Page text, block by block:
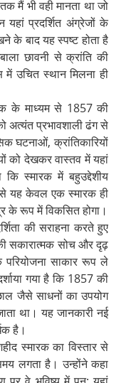
मैं भी वही मानता था जो
प्रदर्शित अंग्रेजों के
के बाद यह स्पष्ट होता है
छावनी से क्रांति की
में उचित स्थान मिलना ही
के माध्यम से 1857 की
अत्यंत प्रभावशाली ढंग से
घटनाओं, क्रांतिकारियों
को देखकर वास्तव में यहां
स्मारक में बहुउद्देशीय
यह केवल एक स्मारक ही
के रूप में विकसित होगा।
की सराहना करते हुए
सकारात्मक सोच और दृढ़
परियोजना साकार रूप ले
गया है कि 1857 की
जैसे साधनों का उपयोग
था। यह जानकारी नई
है।
स्मारक का विस्तार से
लगता है। उन्होंने कहा